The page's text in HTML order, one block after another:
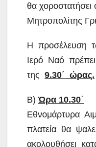
θα χοροστατήσει
Μητροπολίτης
Η προσέλευση
Ιερό Ναό
της 9.30΄ ώρας.
Β)Ώρα 10.30΄
Εθνομάρτυρα
πλατεία θα
ακολουθήσει